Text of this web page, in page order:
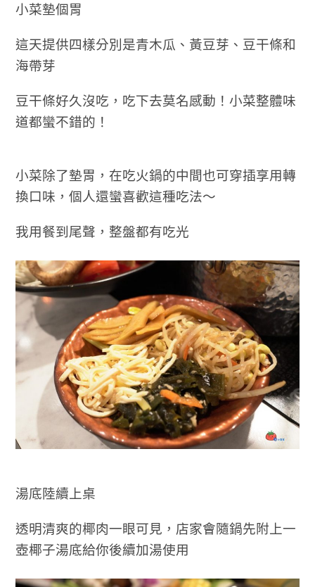
小菜墊個胃
這天提供四樣分別是青木瓜、黃豆芽、豆干條和
海帶芽
豆干條好久沒吃，吃下去莫名感動！小菜整體味
道都蠻不錯的！
小菜除了墊胃，在吃火鍋的中間也可穿插享用轉
換口味，個人還蠻喜歡這種吃法～
我用餐到尾聲，整盤都有吃光
湯底陸續上桌
透明清爽的椰肉一眼可見，店家會隨鍋先附上一
壺椰子湯底給你後續加湯使用